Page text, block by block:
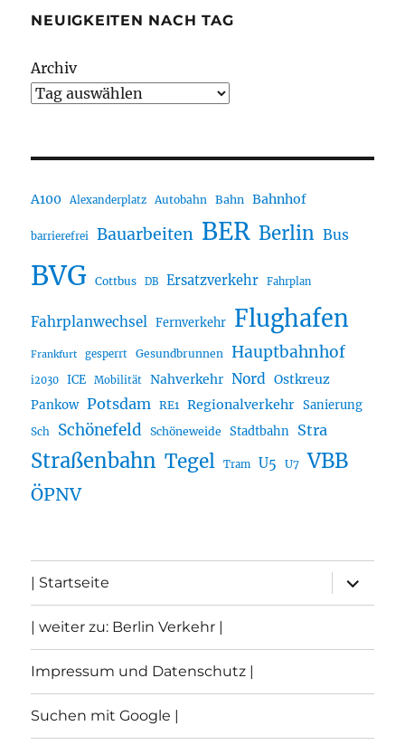
NEUIGKEITEN NACH TAG
Archiv
A100 Alexanderplatz Autobahn Bahn Bahnhof
barrierefrei Bauarbeiten BER Berlin Bus
BVG Cottbus DB Ersatzverkehr Fahrplan
Fahrplanwechsel Fernverkehr Flughafen
Frankfurt gesperrt Gesundbrunnen Hauptbahnhof
i2030 ICE Mobilität Nahverkehr Nord Ostkreuz
Pankow Potsdam RE1 Regionalverkehr Sanierung
Sch Schönefeld Schöneweide Stadtbahn Stra
Straßenbahn Tegel Tram U5 U7 VBB
ÖPNV
| Startseite
öffnen
| weiter zu: Berlin Verkehr |
Impressum und Datenschutz |
Suchen mit Google |